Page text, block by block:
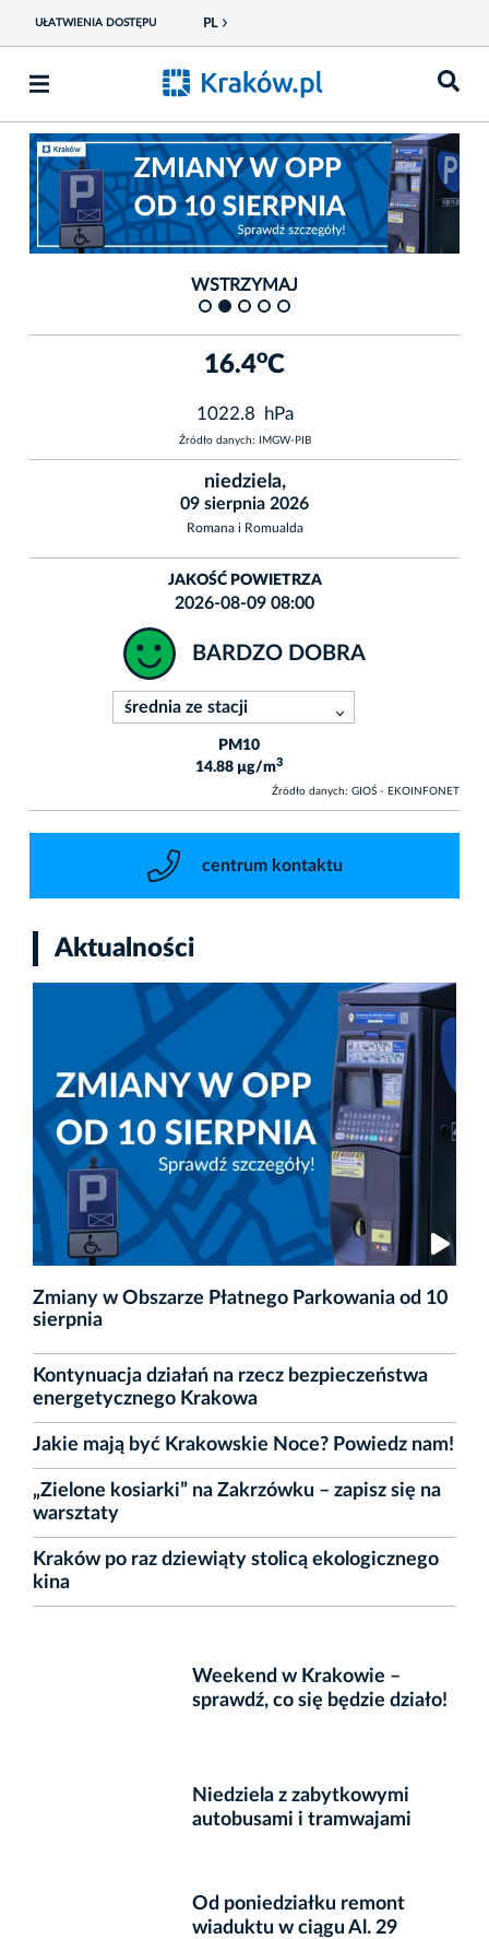
UŁATWIENIA DOSTĘPU PL
WSTRZYMAJ
16.4oC
1022.8 hPa
Źródło danych: IMGW-PIB
niedziela,
09 sierpnia 2026
Romana i Romualda
JAKOŚĆ POWIETRZA
2026-08-09 08:00
BARDZO DOBRA
PM10
14.88 µg/m3
Źródło danych: GIOŚ - EKOINFONET
centrum kontaktu
Aktualności
Zmiany w Obszarze Płatnego Parkowania od 10
sierpnia
Kontynuacja działań na rzecz bezpieczeństwa
energetycznego Krakowa
Jakie mają być Krakowskie Noce? Powiedz nam!
„Zielone kosiarki” na Zakrzówku – zapisz się na
warsztaty
Kraków po raz dziewiąty stolicą ekologicznego
kina
Weekend w Krakowie –
sprawdź, co się będzie działo!
Niedziela z zabytkowymi
autobusami i tramwajami
Od poniedziałku remont
wiaduktu w ciągu Al. 29